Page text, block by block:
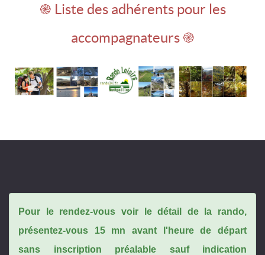
֎ Liste des adhérents pour les
accompagnateurs ֎
Pour le rendez-vous voir le détail de la rando,
présentez-vous 15 mn avant l'heure de départ
sans inscription préalable sauf indication